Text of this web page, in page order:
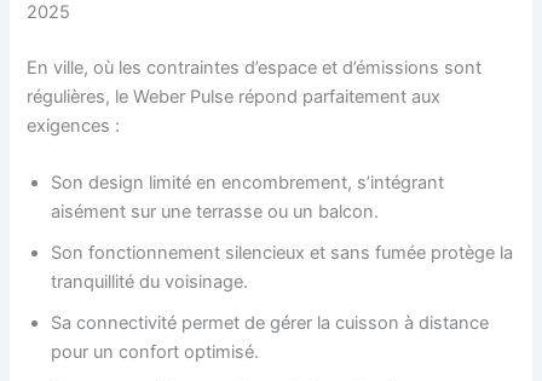
2025
En ville, où les contraintes d’espace et d’émissions sont
régulières, le Weber Pulse répond parfaitement aux
exigences :
Son design limité en encombrement, s’intégrant
aisément sur une terrasse ou un balcon.
Son fonctionnement silencieux et sans fumée protège la
tranquillité du voisinage.
Sa connectivité permet de gérer la cuisson à distance
pour un confort optimisé.